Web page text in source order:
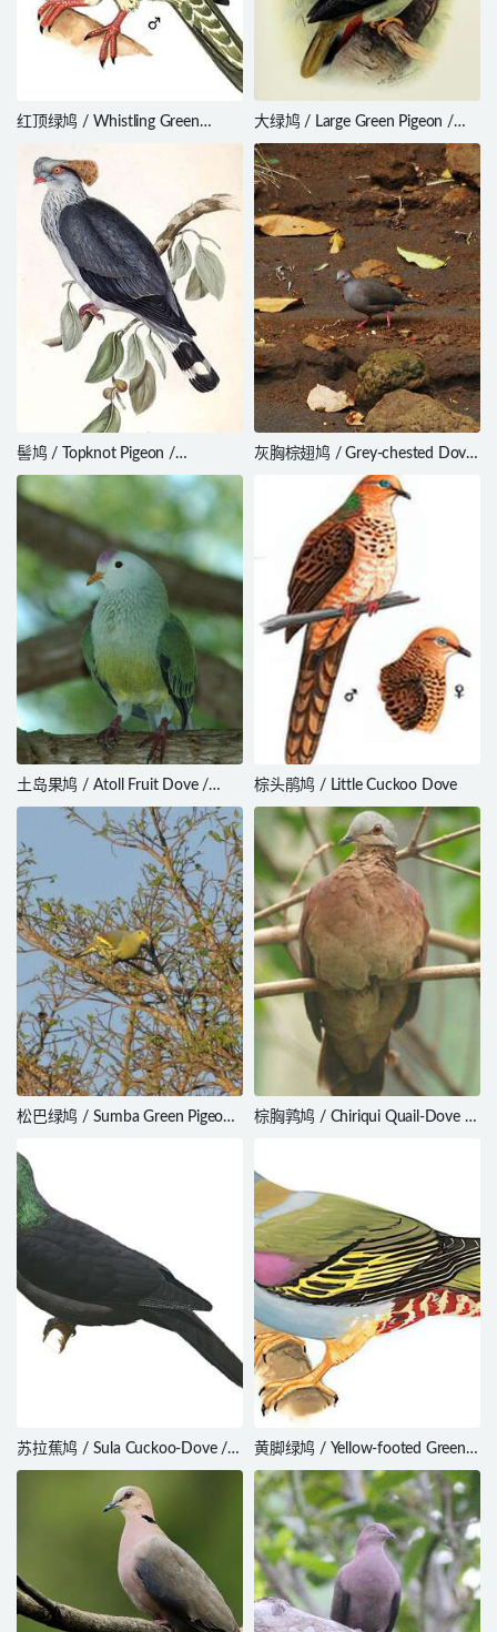
红顶绿鸠 / Whistling Green
大绿鸠 / Large Green Pigeon /
Treron capellei
髻鸠 / Topknot Pigeon /
Lopholaimus antarcticus
灰胸棕翅鸠 / Grey-chested Dove
/ Leptotila cassinii
土岛果鸠 / Atoll Fruit Dove /
Ptilinopus coralensis
棕头鹃鸠 / Little Cuckoo Dove
松巴绿鸠 / Sumba Green Pigeon /
棕胸鹑鸠 / Chiriqui Quail-Dove /
苏拉蕉鸠 / Sula Cuckoo-Dove /
Turacoena sulaensis
黄脚绿鸠 / Yellow-footed Green
Pigeon / Treron phoenicopterus